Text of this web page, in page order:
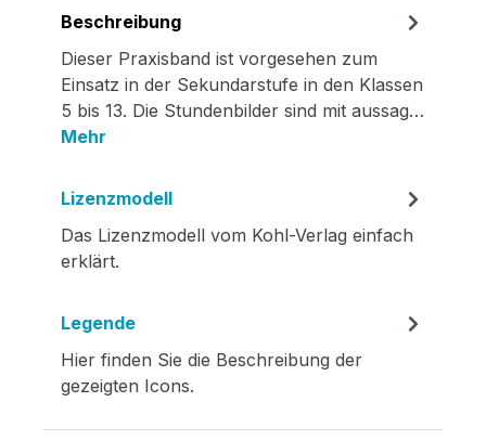
Beschreibung
Dieser Praxisband ist vorgesehen zum
Einsatz in der Sekundarstufe in den Klassen
5 bis 13. Die Stundenbilder sind mit aussag…
Mehr
Lizenzmodell
Das Lizenzmodell vom Kohl-Verlag einfach
erklärt.
Legende
Hier finden Sie die Beschreibung der
gezeigten Icons.